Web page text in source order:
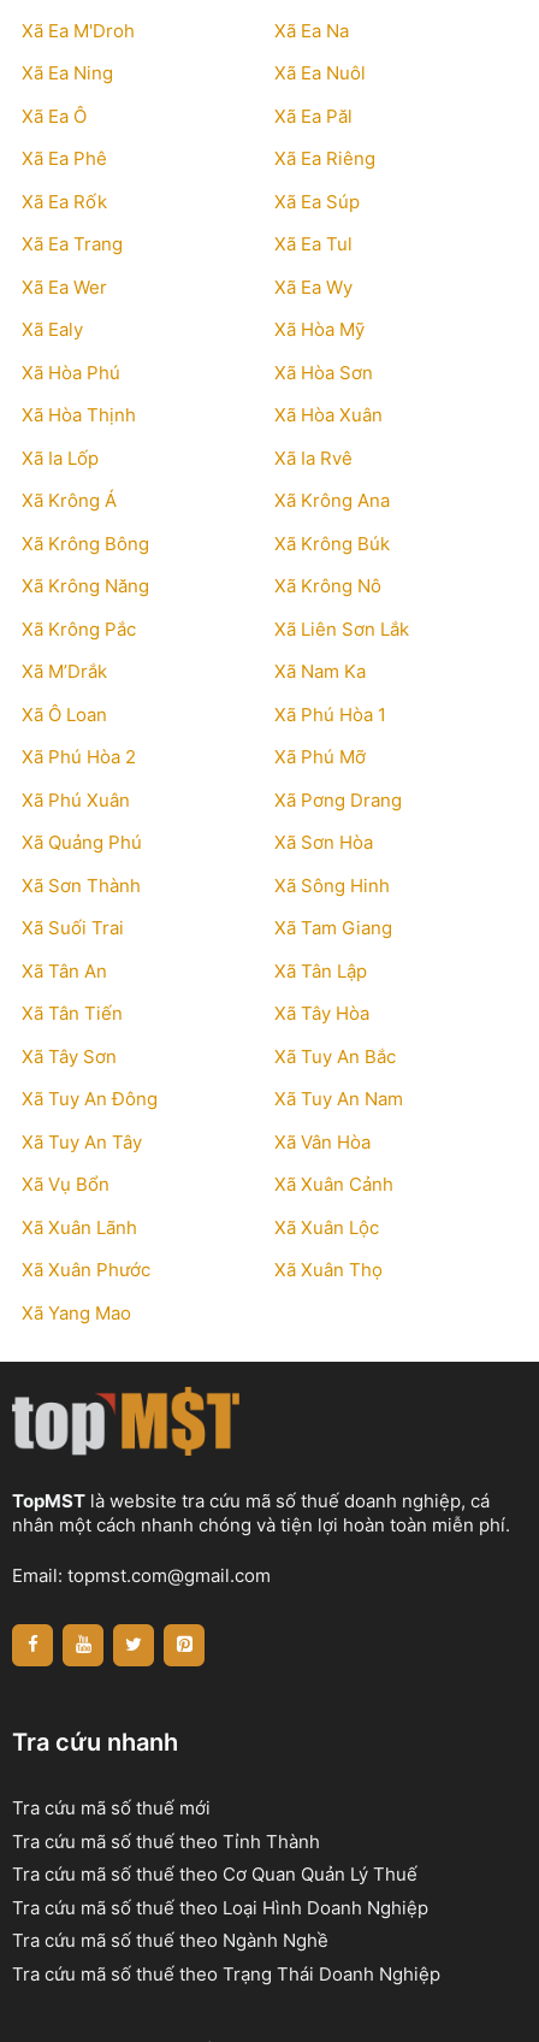
Xã Ea M'Droh
Xã Ea Na
Xã Ea Ning
Xã Ea Nuôl
Xã Ea Ô
Xã Ea Păl
Xã Ea Phê
Xã Ea Riêng
Xã Ea Rốk
Xã Ea Súp
Xã Ea Trang
Xã Ea Tul
Xã Ea Wer
Xã Ea Wy
Xã Ealy
Xã Hòa Mỹ
Xã Hòa Phú
Xã Hòa Sơn
Xã Hòa Thịnh
Xã Hòa Xuân
Xã Ia Lốp
Xã Ia Rvê
Xã Krông Á
Xã Krông Ana
Xã Krông Bông
Xã Krông Búk
Xã Krông Năng
Xã Krông Nô
Xã Krông Pắc
Xã Liên Sơn Lắk
Xã M’Drắk
Xã Nam Ka
Xã Ô Loan
Xã Phú Hòa 1
Xã Phú Hòa 2
Xã Phú Mỡ
Xã Phú Xuân
Xã Pơng Drang
Xã Quảng Phú
Xã Sơn Hòa
Xã Sơn Thành
Xã Sông Hinh
Xã Suối Trai
Xã Tam Giang
Xã Tân An
Xã Tân Lập
Xã Tân Tiến
Xã Tây Hòa
Xã Tây Sơn
Xã Tuy An Bắc
Xã Tuy An Đông
Xã Tuy An Nam
Xã Tuy An Tây
Xã Vân Hòa
Xã Vụ Bổn
Xã Xuân Cảnh
Xã Xuân Lãnh
Xã Xuân Lộc
Xã Xuân Phước
Xã Xuân Thọ
Xã Yang Mao
TopMST là website tra cứu mã số thuế doanh nghiệp, cá
nhân một cách nhanh chóng và tiện lợi hoàn toàn miễn phí.
Email: topmst.com@gmail.com
Tra cứu nhanh
Tra cứu mã số thuế mới
Tra cứu mã số thuế theo Tỉnh Thành
Tra cứu mã số thuế theo Cơ Quan Quản Lý Thuế
Tra cứu mã số thuế theo Loại Hình Doanh Nghiệp
Tra cứu mã số thuế theo Ngành Nghề
Tra cứu mã số thuế theo Trạng Thái Doanh Nghiệp